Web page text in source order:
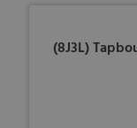
(8J3L)